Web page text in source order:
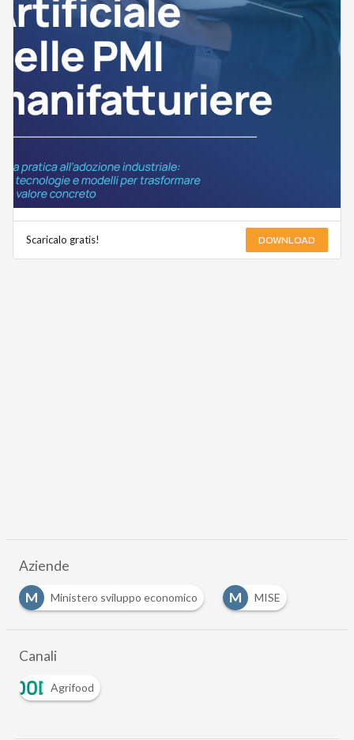
Scaricalo gratis! DOWNLOAD
Aziende
M
Ministero sviluppo economico M MISE
Canali
Agrifood